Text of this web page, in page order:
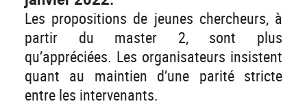
Les propositions de jeunes chercheurs, à
partir du master 2, sont plus
qu’appréciées. Les organisateurs insistent
quant au maintien d’une parité stricte
entre les intervenants.